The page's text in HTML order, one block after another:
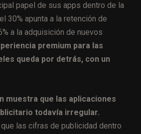
papel de sus apps dentro de la
30% apunta a la retención de
a la adquisición de nuevos
premium para las
queda por detrás, con un
muestra que las aplicaciones
todavía irregular.
las cifras de publicidad dentro